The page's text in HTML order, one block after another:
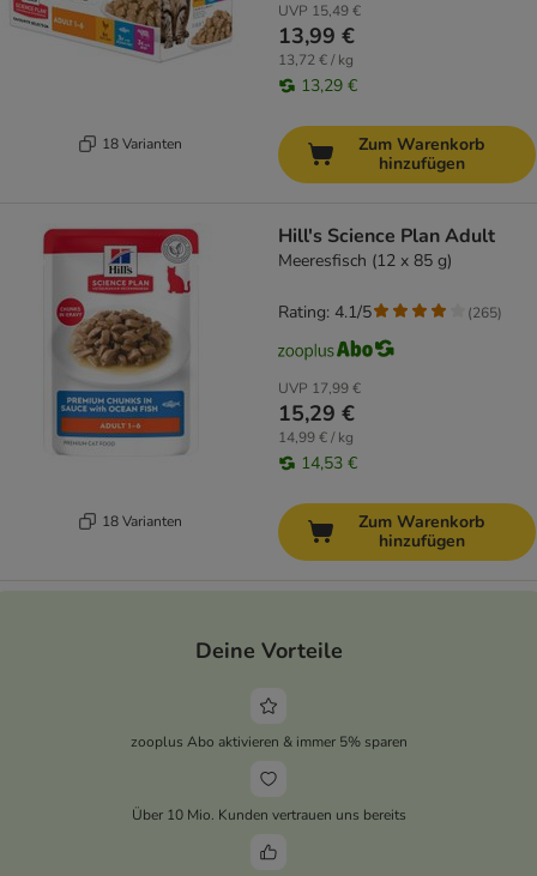
18 Varianten
UVP 15,49 €
13,99 €
13,72 € / kg
13,29 €
Zum Warenkorb
hinzufügen
18 Varianten
Hill's Science Plan Adult
Meeresfisch (12 x 85 g)
UVP 17,99 €
15,29 €
14,99 € / kg
14,53 €
Rating: 4.1/5 (265)
Zum Warenkorb
hinzufügen
Deine Vorteile
zooplus Abo aktivieren & immer 5% sparen
Über 10 Mio. Kunden vertrauen uns bereits